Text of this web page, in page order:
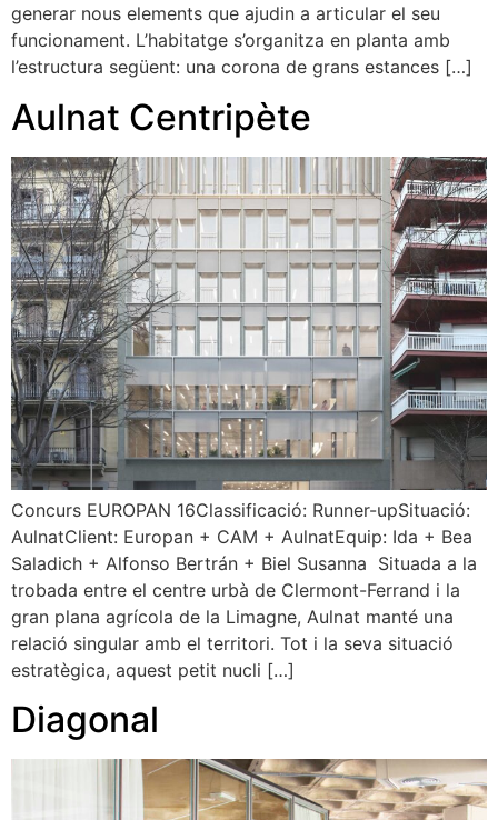
generar nous elements que ajudin a articular el seu
funcionament. L’habitatge s’organitza en planta amb
l’estructura següent: una corona de grans estances […]
Aulnat Centripète
Concurs EUROPAN 16Classificació: Runner-upSituació:
AulnatClient: Europan + CAM + AulnatEquip: Ida + Bea
Saladich + Alfonso Bertrán + Biel Susanna Situada a la
trobada entre el centre urbà de Clermont-Ferrand i la
gran plana agrícola de la Limagne, Aulnat manté una
relació singular amb el territori. Tot i la seva situació
estratègica, aquest petit nucli […]
Diagonal